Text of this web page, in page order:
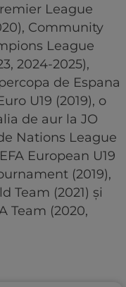
League
Community
League
2024-2025),
de Espana
U19 (2019), o
de aur la JO
Nations League
European U19
(2019),
Team (2021) și
Team (2020,